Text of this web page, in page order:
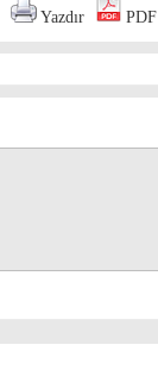
Yazdır PDF